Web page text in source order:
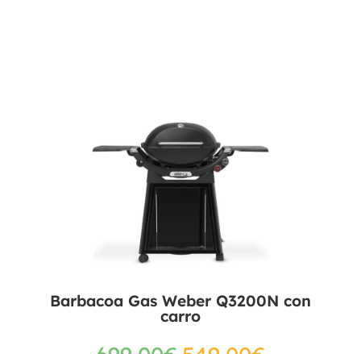
Barbacoa Gas Weber Q3200N con
carro